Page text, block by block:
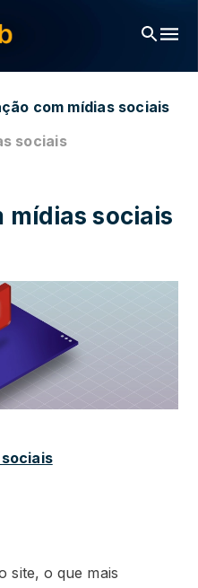
com mídias sociais
sociais
mídias sociais
site, o que mais